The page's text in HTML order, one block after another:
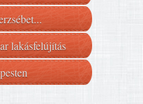
lakásfelújítás